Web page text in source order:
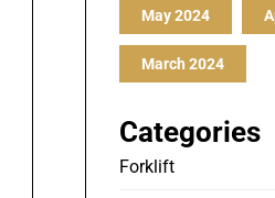
May 2024
March 2024
Categories
Forklift